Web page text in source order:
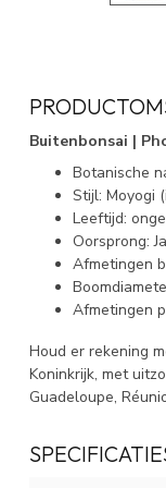
Buitenbonsai |
Botanische
Stijl: Moyogi
Leeftijd:
Oorsprong:
Afmetingen
Afmetingen
Houd er rekening
Koninkrijk, met
Guadeloupe,